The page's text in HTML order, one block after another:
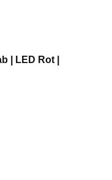
| LED Rot |